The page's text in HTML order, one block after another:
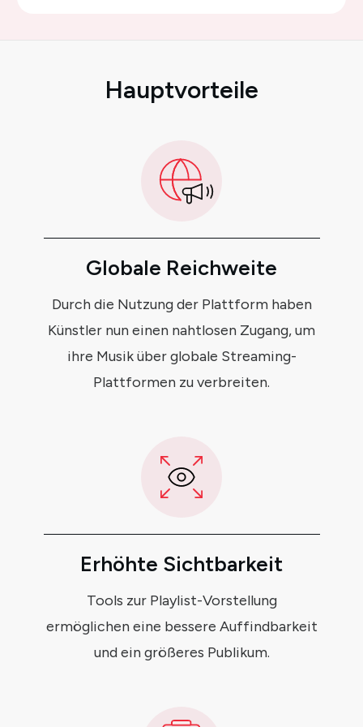
Hauptvorteile
Globale Reichweite
Durch die Nutzung der Plattform haben
Künstler nun einen nahtlosen Zugang, um
ihre Musik über globale Streaming-
Plattformen zu verbreiten.
Erhöhte Sichtbarkeit
Tools zur Playlist-Vorstellung
ermöglichen eine bessere Auffindbarkeit
und ein größeres Publikum.